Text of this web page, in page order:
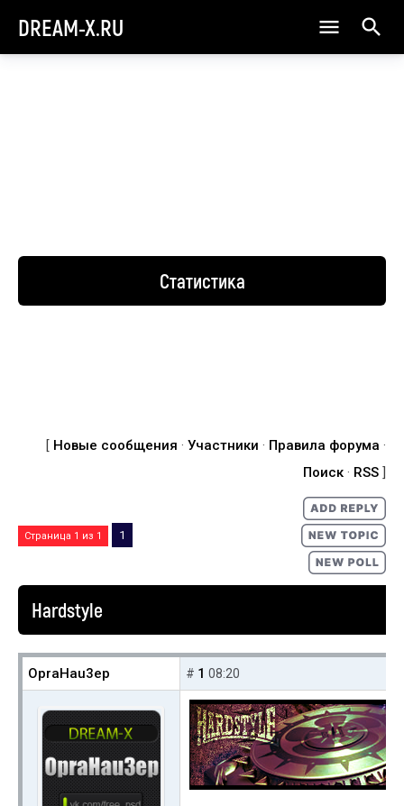
DREAM-X.RU
Статистика
[ Новые сообщения · Участники · Правила форума ·
Поиск · RSS ]
Страница 1 из 1 1
Hardstyle
OpraHau3ep # 1 08:20